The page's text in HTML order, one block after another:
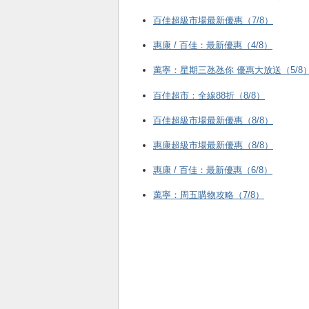
百佳超級市場最新優惠（7/8）
惠康 / 百佳：最新優惠（4/8）
萬寧：星期三氹氹你 優惠大放送（5/8）
百佳超市：全線88折（8/8）
百佳超級市場最新優惠（8/8）
惠康超級市場最新優惠（8/8）
惠康 / 百佳：最新優惠（6/8）
萬寧：周五購物攻略（7/8）